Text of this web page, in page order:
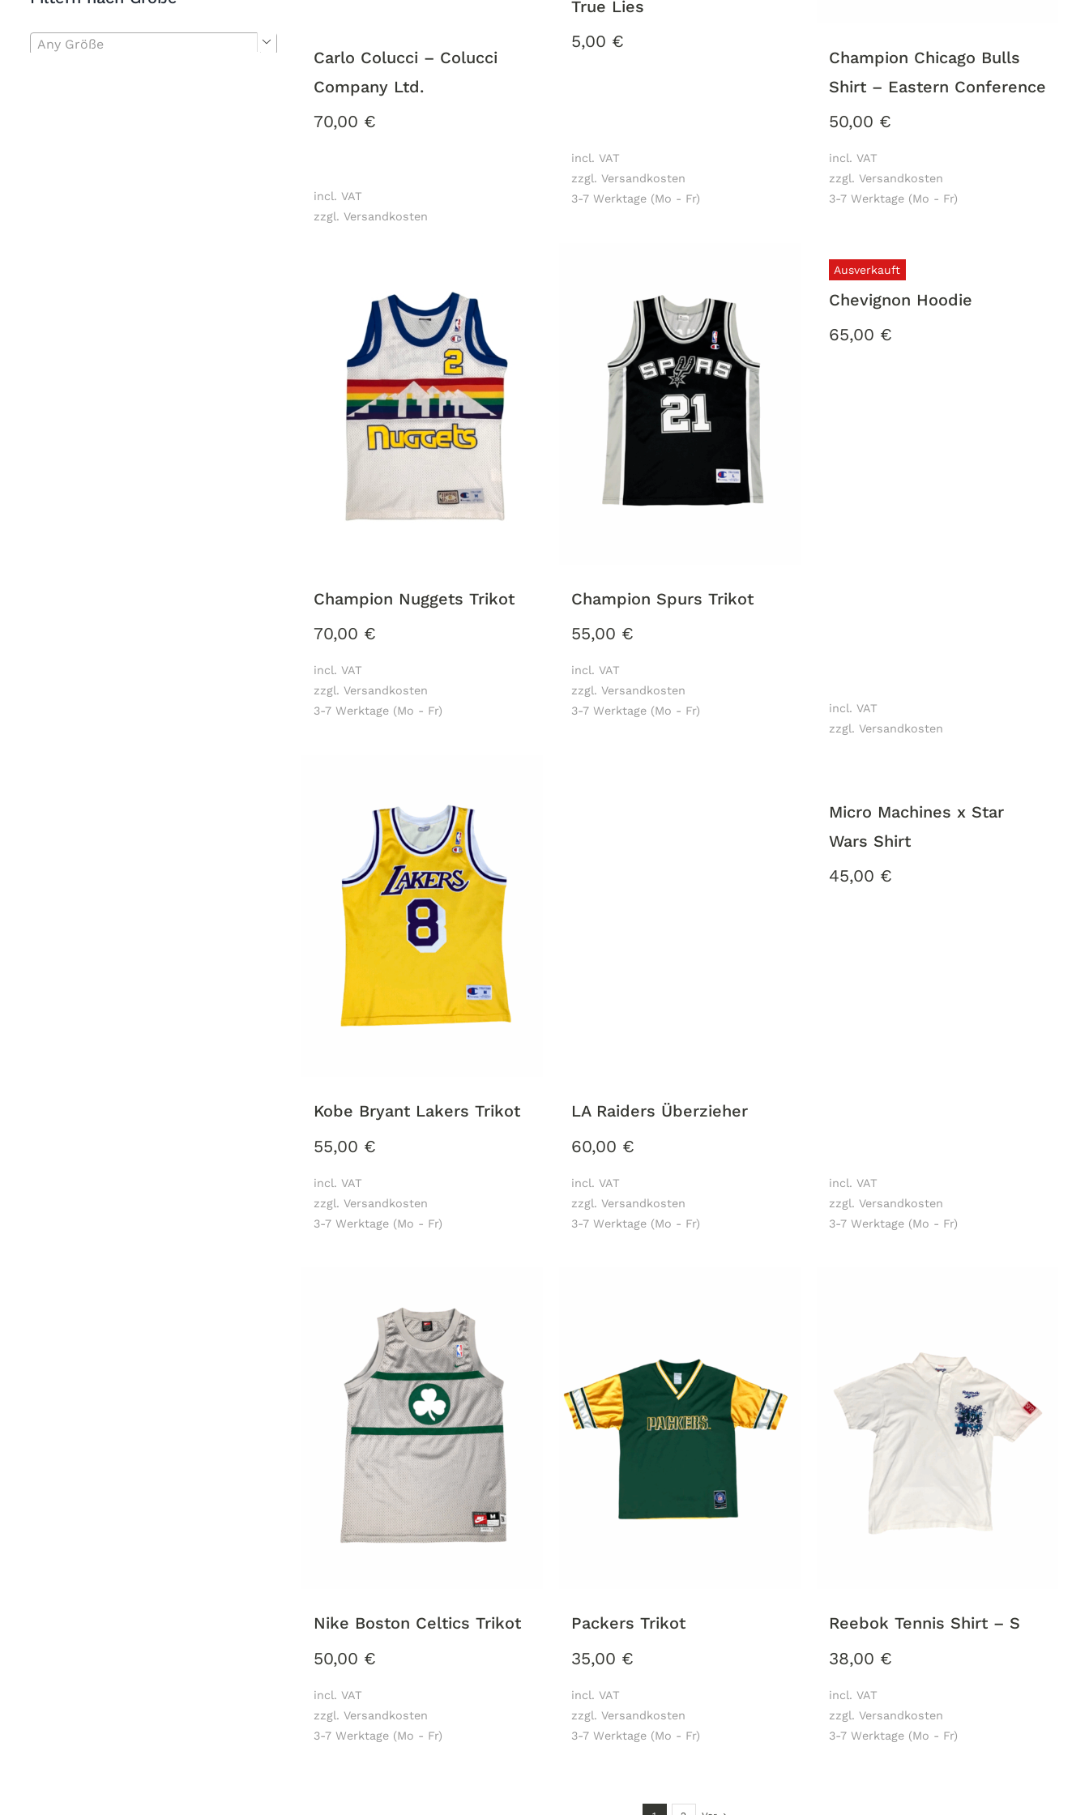
Carlo Colucci – Colucci
Company Ltd.
70,00 €
incl. VAT
zzgl. Versandkosten
True Lies
5,00 €
incl. VAT
zzgl. Versandkosten
3-7 Werktage (Mo - Fr)
Champion Chicago Bulls
Shirt – Eastern Conference
50,00 €
incl. VAT
zzgl. Versandkosten
3-7 Werktage (Mo - Fr)
Champion Nuggets Trikot
70,00 €
incl. VAT
zzgl. Versandkosten
3-7 Werktage (Mo - Fr)
Champion Spurs Trikot
55,00 €
incl. VAT
zzgl. Versandkosten
3-7 Werktage (Mo - Fr)
Ausverkauft
Chevignon Hoodie
65,00 €
incl. VAT
zzgl. Versandkosten
Kobe Bryant Lakers Trikot
55,00 €
incl. VAT
zzgl. Versandkosten
3-7 Werktage (Mo - Fr)
LA Raiders Überzieher
60,00 €
incl. VAT
zzgl. Versandkosten
3-7 Werktage (Mo - Fr)
Micro Machines x Star
Wars Shirt
45,00 €
incl. VAT
zzgl. Versandkosten
3-7 Werktage (Mo - Fr)
Nike Boston Celtics Trikot
50,00 €
incl. VAT
zzgl. Versandkosten
3-7 Werktage (Mo - Fr)
Packers Trikot
35,00 €
incl. VAT
zzgl. Versandkosten
3-7 Werktage (Mo - Fr)
Reebok Tennis Shirt – S
38,00 €
incl. VAT
zzgl. Versandkosten
3-7 Werktage (Mo - Fr)
Any Größe 